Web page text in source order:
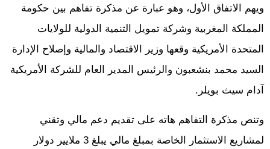
ويهم الاتفاق الأول، وهو عبارة عن مذكرة تفاهم بين حكومة
المملكة المغربية وشركة تمويل التنمية الدولية للولايات
المتحدة الأمريكية وقعها وزير الاقتصاد والمالية وإصلاح الإدارة
السيد محمد بنشعبون والرئيس المدير العام للشركة الأمريكية
آدام سيث بويلر.
وتنص مذكرة التفاهم هاته على تقديم دعم مالي وتقني
لمشاريع الاستثمار الخاصة بمبلغ مالي يبلغ 3 ملايير دولار